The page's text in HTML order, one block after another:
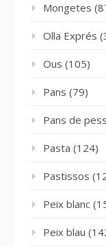
Mongetes
Olla Exprés
Ous (105)
Pans (79)
Pans de
Pasta (124)
Pastissos
Peix blanc
Peix blau